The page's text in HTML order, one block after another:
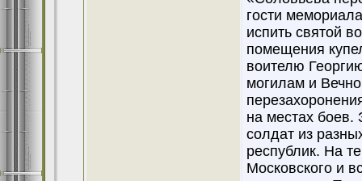
гости
испить святой
помещения
воителю
могилам и
на местах боев.
солдат из
республик. На
Московского и